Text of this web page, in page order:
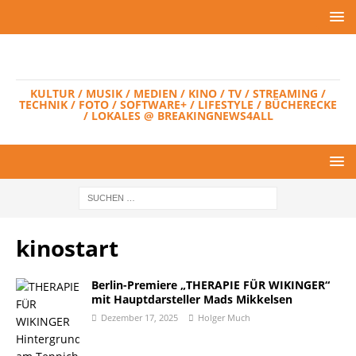
KULTUR / MUSIK / MEDIEN / KINO / TV / STREAMING /
TECHNIK / FOTO / SOFTWARE+ / LIFESTYLE / BÜCHERECKE
/ LOKALES @ BREAKINGNEWS4ALL
kinostart
Berlin-Premiere „THERAPIE FÜR WIKINGER“
mit Hauptdarsteller Mads Mikkelsen
Dezember 17, 2025 Holger Much